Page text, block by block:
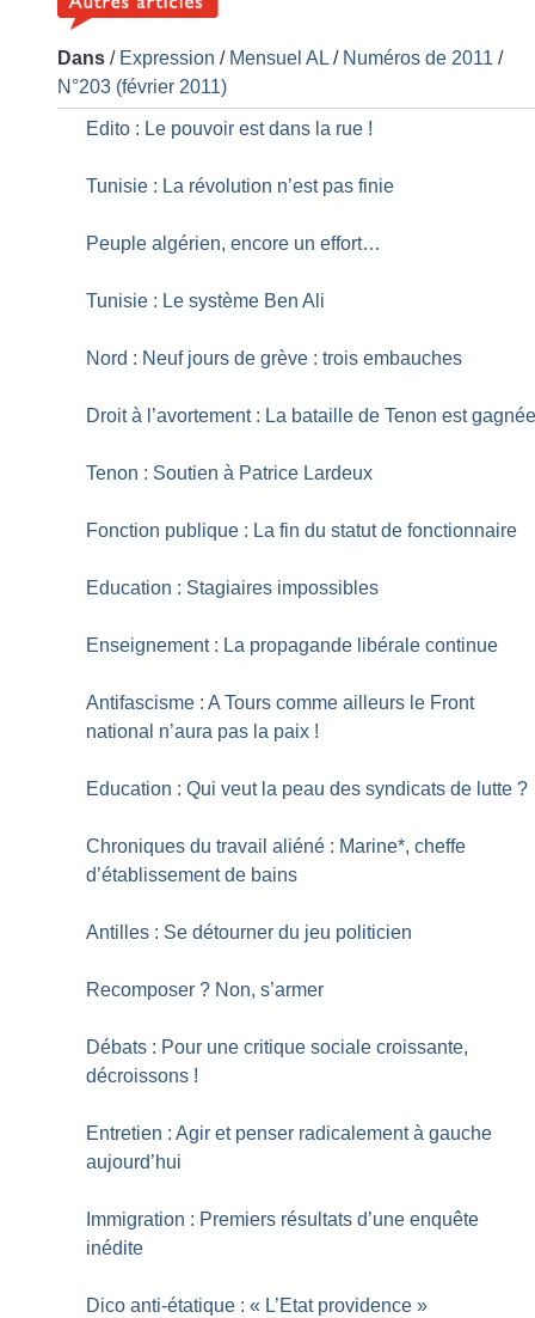
Dans / Expression / Mensuel AL / Numéros de 2011 /
N°203 (février 2011)
Edito : Le pouvoir est dans la rue !
Tunisie : La révolution n’est pas finie
Peuple algérien, encore un effort…
Tunisie : Le système Ben Ali
Nord : Neuf jours de grève : trois embauches
Droit à l’avortement : La bataille de Tenon est
Tenon : Soutien à Patrice Lardeux
Fonction publique : La fin du statut de fonctionnaire
Education : Stagiaires impossibles
Enseignement : La propagande libérale continue
Antifascisme : A Tours comme ailleurs le Front
national n’aura pas la paix !
Education : Qui veut la peau des syndicats de lutte ?
Chroniques du travail aliéné : Marine*, cheffe
d’établissement de bains
Antilles : Se détourner du jeu politicien
Recomposer ? Non, s’armer
Débats : Pour une critique sociale croissante,
décroissons !
Entretien : Agir et penser radicalement à gauche
aujourd’hui
Immigration : Premiers résultats d’une enquête
inédite
Dico anti-étatique : « L’Etat providence »